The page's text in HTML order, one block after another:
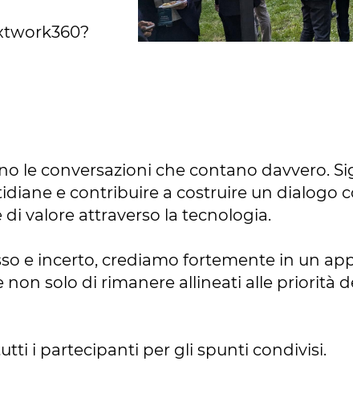
le conversazioni che contano davvero.
e contribuire a costruire un dialogo
valore attraverso la tecnologia.
e incerto, crediamo fortemente in un
solo di rimanere allineati alle priorità
i partecipanti per gli spunti condivisi.